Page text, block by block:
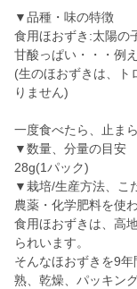
▼品種・味の特徴
食用ほおずき:太陽の
甘酸っぱい・・・例
(生のほおずきは、ト
りません)
一度食べたら、止ま
▼数量、分量の目安
28g(1パック)
▼栽培/生産方法、こ
農薬・化学肥料を使
食用ほおずきは、高
られいます。
そんなほおずきを9
熟、乾燥、パッキン